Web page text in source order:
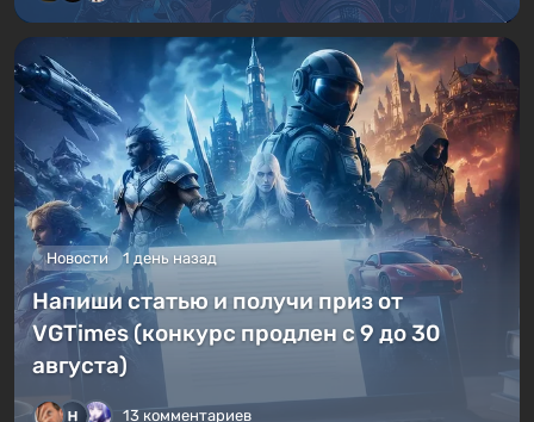
Новости 1 день назад
Напиши статью и получи приз от
VGTimes (конкурс продлен с 9 до 30
августа)
13 комментариев